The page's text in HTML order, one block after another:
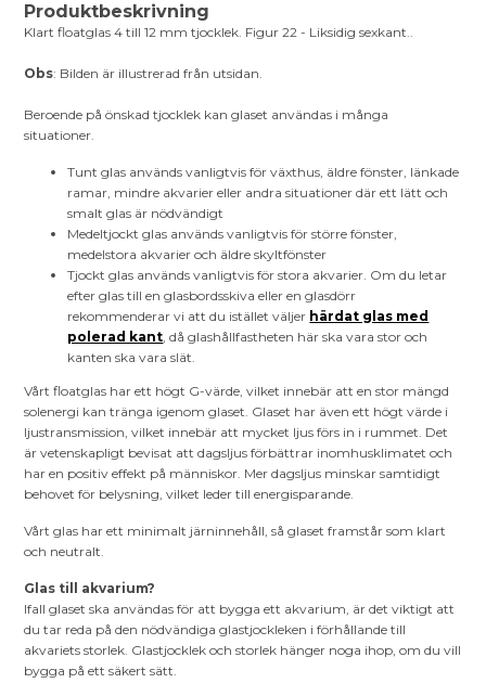
Produktbeskrivning
Klart floatglas 4 till 12 mm tjocklek. Figur 22 - Liksidig sexkant..
Obs: Bilden är illustrerad från utsidan.
Beroende på önskad tjocklek kan glaset användas i många
situationer.
Tunt glas används vanligtvis för växthus, äldre fönster, länkade
ramar, mindre akvarier eller andra situationer där ett lätt och
smalt glas är nödvändigt
Medeltjockt glas används vanligtvis för större fönster,
medelstora akvarier och äldre skyltfönster
Tjockt glas används vanligtvis för stora akvarier. Om du letar
efter glas till en glasbordsskiva eller en glasdörr
rekommenderar vi att du istället väljer härdat glas med
polerad kant, då glashållfastheten här ska vara stor och
kanten ska vara slät.
Vårt floatglas har ett högt G-värde, vilket innebär att en stor mängd
solenergi kan tränga igenom glaset. Glaset har även ett högt värde i
ljustransmission, vilket innebär att mycket ljus förs in i rummet. Det
är vetenskapligt bevisat att dagsljus förbättrar inomhusklimatet och
har en positiv effekt på människor. Mer dagsljus minskar samtidigt
behovet för belysning, vilket leder till energisparande.
Vårt glas har ett minimalt järninnehåll, så glaset framstår som klart
och neutralt.
Glas till akvarium?
Ifall glaset ska användas för att bygga ett akvarium, är det viktigt att
du tar reda på den nödvändiga glastjockleken i förhållande till
akvariets storlek. Glastjocklek och storlek hänger noga ihop, om du vill
bygga på ett säkert sätt.